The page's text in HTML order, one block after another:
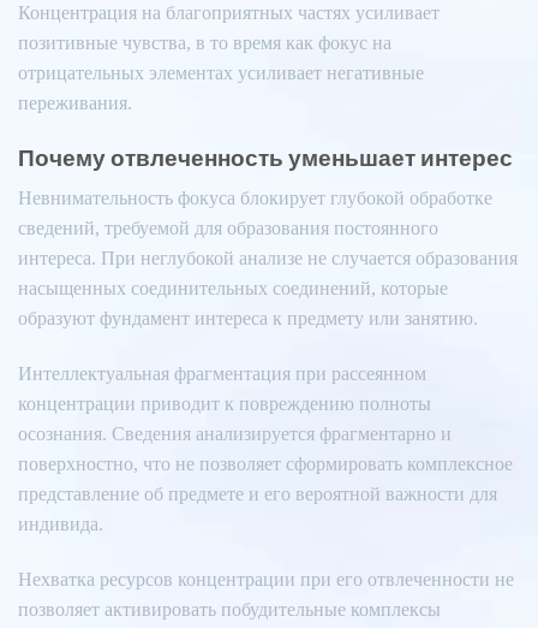
Концентрация на благоприятных частях усиливает
позитивные чувства, в то время как фокус на
отрицательных элементах усиливает негативные
переживания.
Почему отвлеченность уменьшает интерес
Невнимательность фокуса блокирует глубокой обработке
сведений, требуемой для образования постоянного
интереса. При неглубокой анализе не случается образования
насыщенных соединительных соединений, которые
образуют фундамент интереса к предмету или занятию.
Интеллектуальная фрагментация при рассеянном
концентрации приводит к повреждению полноты
осознания. Сведения анализируется фрагментарно и
поверхностно, что не позволяет сформировать комплексное
представление об предмете и его вероятной важности для
индивида.
Нехватка ресурсов концентрации при его отвлеченности не
позволяет активировать побудительные комплексы